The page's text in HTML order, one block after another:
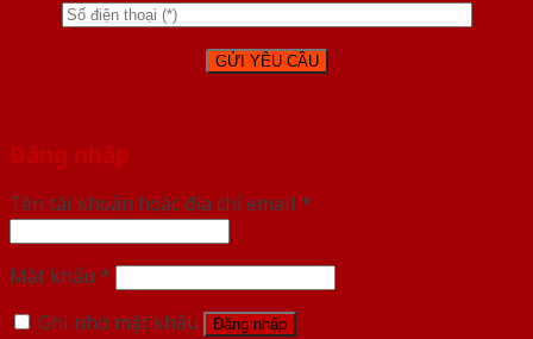
Đăng nhập
Tên tài khoản hoặc địa chỉ email *
Mật khẩu *
Ghi nhớ mật khẩu
Đăng nhập